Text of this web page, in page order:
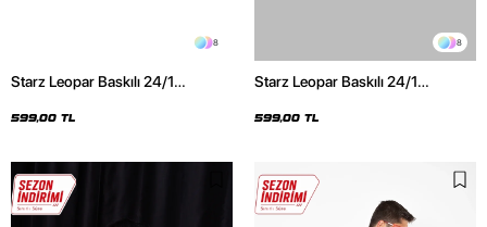
8
Starz Leopar Baskılı 24/1
599,00 TL
8
Starz Leopar Baskılı 24/1
599,00 TL